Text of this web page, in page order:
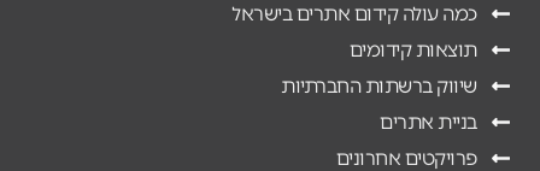
כמה עולה קידום אתרים בישראל
תוצאות קידומים
שיווק ברשתות החברתיות
בניית אתרים
פרויקטים אחרונים